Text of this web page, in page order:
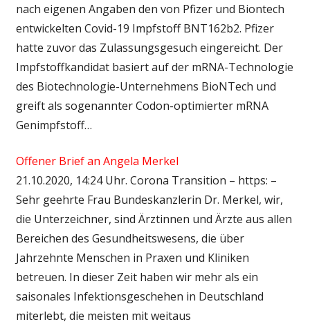
nach eigenen Angaben den von Pfizer und Biontech
entwickelten Covid-19 Impfstoff BNT162b2. Pfizer
hatte zuvor das Zulassungsgesuch eingereicht. Der
Impfstoffkandidat basiert auf der mRNA-Technologie
des Biotechnologie-Unternehmens BioNTech und
greift als sogenannter Codon-optimierter mRNA
Genimpfstoff…
Offener Brief an Angela Merkel
21.10.2020, 14:24 Uhr. Corona Transition – https: –
Sehr geehrte Frau Bundeskanzlerin Dr. Merkel, wir,
die Unterzeichner, sind Ärztinnen und Ärzte aus allen
Bereichen des Gesundheitswesens, die über
Jahrzehnte Menschen in Praxen und Kliniken
betreuen. In dieser Zeit haben wir mehr als ein
saisonales Infektionsgeschehen in Deutschland
miterlebt, die meisten mit weitaus